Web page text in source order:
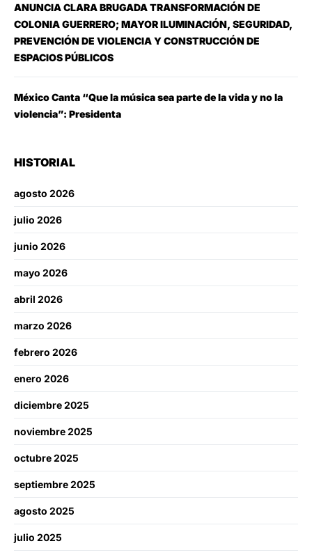
ANUNCIA CLARA BRUGADA TRANSFORMACIÓN DE
COLONIA GUERRERO; MAYOR ILUMINACIÓN, SEGURIDAD,
PREVENCIÓN DE VIOLENCIA Y CONSTRUCCIÓN DE
ESPACIOS PÚBLICOS
México Canta “Que la música sea parte de la vida y no la
violencia”: Presidenta
HISTORIAL
agosto 2026
julio 2026
junio 2026
mayo 2026
abril 2026
marzo 2026
febrero 2026
enero 2026
diciembre 2025
noviembre 2025
octubre 2025
septiembre 2025
agosto 2025
julio 2025